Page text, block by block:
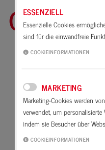
ESSENZIELL
Essenzielle Cookies
sind für die einwandfreie
COOKIEINFORMATIONEN
MARKETING
Marketing-Cookies werden
verwendet, um personalisierte
indem sie Besucher über
COOKIEINFORMATIONEN
Glossar
A B C D
W
X Z
Lagerfähigkeit
Lagerfuge